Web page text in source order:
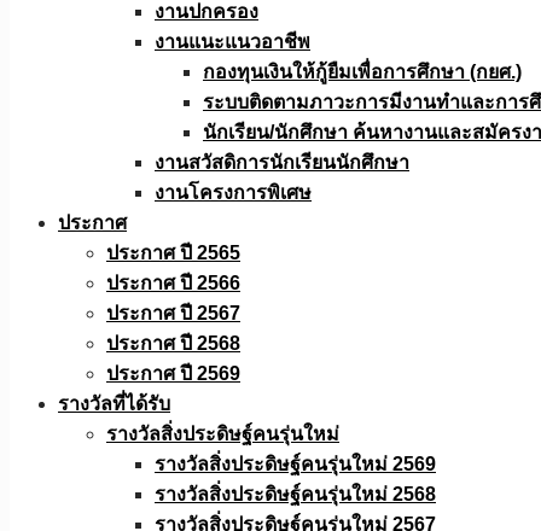
งานปกครอง
งานแนะแนวอาชีพ
กองทุนเงินให้กู้ยืมเพื่อการศึกษา (กยศ.)
ระบบติดตามภาวะการมีงานทำและการ
นักเรียน/นักศึกษา ค้นหางานและสมัครง
งานสวัสดิการนักเรียนนักศึกษา
งานโครงการพิเศษ
ประกาศ
ประกาศ ปี 2565
ประกาศ ปี 2566
ประกาศ ปี 2567
ประกาศ ปี 2568
ประกาศ ปี 2569
รางวัลที่ได้รับ
รางวัลสิ่งประดิษฐ์คนรุ่นใหม่
รางวัลสิ่งประดิษฐ์คนรุ่นใหม่ 2569
รางวัลสิ่งประดิษฐ์คนรุ่นใหม่ 2568
รางวัลสิ่งประดิษฐ์คนรุ่นใหม่ 2567